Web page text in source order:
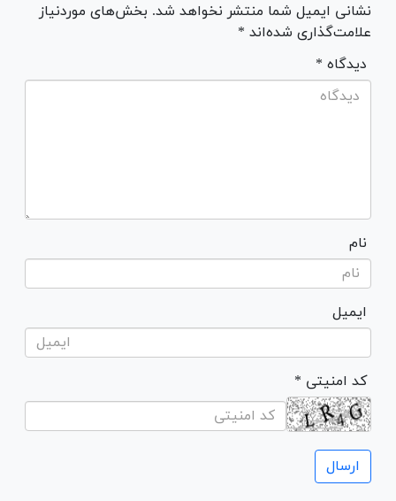
نشانی ایمیل شما منتشر نخواهد شد. بخش‌های موردنیاز
علامت‌گذاری شده‌اند *
* دیدگاه
نام
ایمیل
* کد امنیتی